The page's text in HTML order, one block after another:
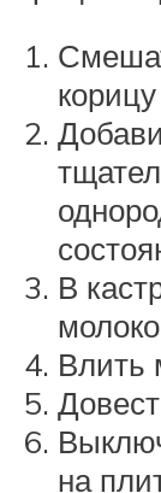
В
Влить
на